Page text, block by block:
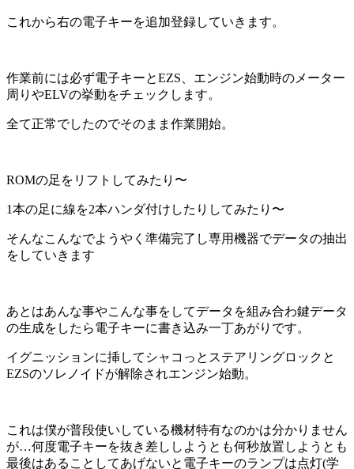
これから右の電子キーを追加登録していきます。
作業前には必ず電子キーとEZS、エンジン始動時のメーター
周りやELVの挙動をチェックします。
全て正常でしたのでそのまま作業開始。
ROMの足をリフトしてみたり〜
1本の足に線を2本ハンダ付けしたりしてみたり〜
そんなこんなでようやく準備完了し専用機器でデータの抽出
をしていきます
あとはあんな事やこんな事をしてデータを組み合わ鍵データ
の生成をしたら電子キーに書き込み一丁あがりです。
イグニッションに挿してシャコっとステアリングロックと
EZSのソレノイドが解除されエンジン始動。
これは僕が普段使いしている機材特有なのかは分かりません
が…何度電子キーを抜き差ししようとも何秒放置しようとも
最後はあることしてあげないと電子キーのランプは点灯(学